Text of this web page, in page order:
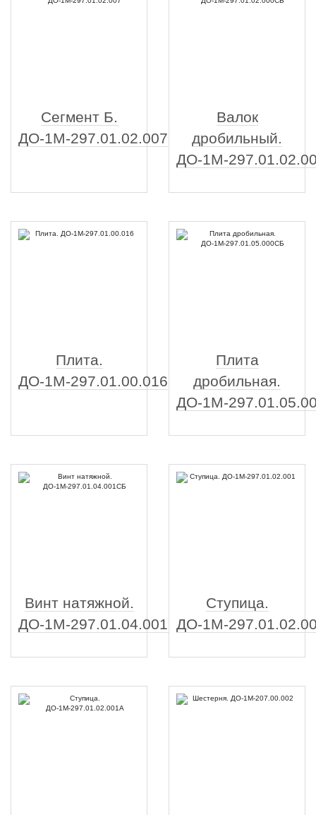
Сегмент Б.
ДО-1М-297.01.02.007
Валок
дробильный.
ДО-1М-
Плита.
ДО-1М-297.01.00.016
Плита
дробильная.
ДО-1М-
Винт натяжной.
ДО-1М-297.01.04.001СБ
Ступица.
ДО-1М-